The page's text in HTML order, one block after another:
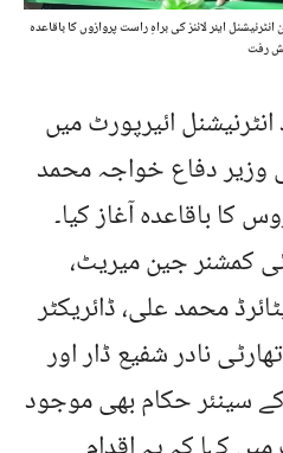
ایئر لائنز کی براہِ راست پروازوں کا باقاعدہ
رفت
ائیرپورٹ میں
وزیر دفاع خواجہ محمد
باقاعدہ آغاز کیا۔
کمشنر جین میریٹ،
محمد علی، ڈائریکٹر
نادر شفیع ڈار اور
سینئر حکام بھی موجود